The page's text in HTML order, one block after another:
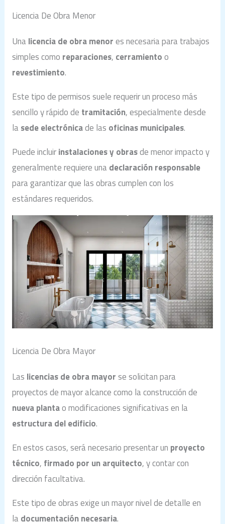
Licencia De Obra Menor
Unalicencia de obra menores necesaria para trabajos
simples como reparaciones, cerramientoo
revestimiento.
Este tipo de permisos suele requerir un proceso más
sencillo y rápido de tramitación, especialmente desde
lasede electrónicade las oficinas municipales.
Puede incluirinstalaciones y obrasde menor impacto y
generalmente requiere unadeclaración responsable
para garantizar que las obras cumplen con los
estándares requeridos.
Licencia De Obra Mayor
Las licencias de obra mayorse solicitan para
proyectos de mayor alcance como la construcción de
nueva plantao modificaciones significativas en la
estructura del edificio.
En estos casos, será necesario presentar un proyecto
técnico, firmado por un arquitecto, y contar con
dirección facultativa.
Este tipo de obras exige un mayor nivel de detalle en
ladocumentación necesaria.